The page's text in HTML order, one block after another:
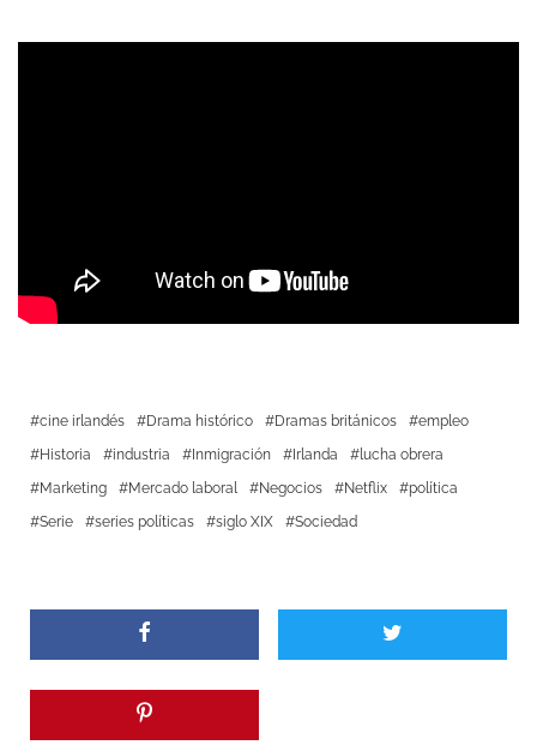
cine irlandés Drama histórico Dramas británicos
empleo
Historia
industria Inmigración Irlanda
lucha obrera
Marketing
Mercado laboral Negocios Netflix
política
Serie
series políticas siglo XIX Sociedad